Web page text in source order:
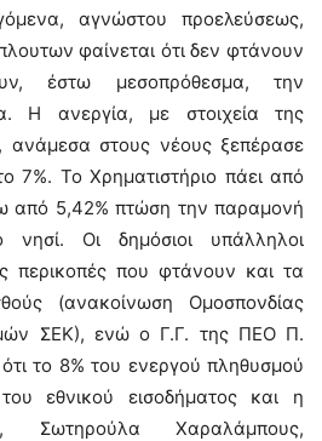
αγνώστου προελεύσεως,
φαίνεται ότι δεν φτάνουν
έστω μεσοπρόθεσμα, την
Η ανεργία, με στοιχεία της
ανάμεσα στους νέους ξεπέρασε
7%. Το Χρηματιστήριο πάει από
από 5,42% πτώση την παραμονή
Οι δημόσιοι υπάλληλοι
περικοπές που φτάνουν και τα
(ανακοίνωση Ομοσπονδίας
ΣΕΚ), ενώ ο Γ.Γ. της ΠΕΟ Π.
το 8% του ενεργού πληθυσμού
εθνικού εισοδήματος και η
Σωτηρούλα Χαραλάμπους,